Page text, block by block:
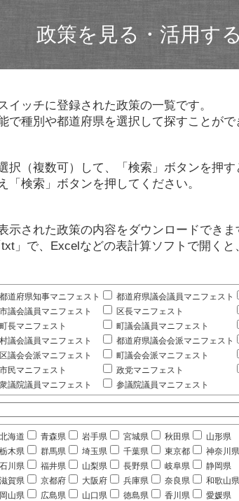
政策を見る・活用する
イッチに登録された政策の一覧です。
で種別や都道府県を選択して探すことがで
択（複数可）して、「検索」ボタンを押す
「検索」ボタンを押してください。
示された政策の内容をダウンロードできま
」で、Excelなどの表計算ソフトで開く
都道府県知事マニフェスト 都道府県議会議員マニフェスト
市議会議員マニフェスト
区長マニフェスト
町長マニフェスト
町議会議員マニフェスト
村議会議員マニフェスト
都道府県議会会派マニフェスト
区議会会派マニフェスト
町議会会派マニフェスト
市民マニフェスト
政党マニフェスト
衆議院議員マニフェスト
参議院議員マニフェスト
北海道 青森県 岩手県 宮城県 秋田県 山形県
栃木県
群馬県 埼玉県 千葉県 東京都 神奈川県
石川県
福井県 山梨県 長野県 岐阜県 静岡県
滋賀県
京都府 大阪府 兵庫県 奈良県 和歌山県
岡山県
広島県 山口県 徳島県 香川県 愛媛県